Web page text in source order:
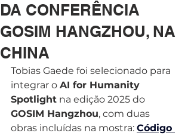
DA CONFERÊNCIA
GOSIM HANGZHOU, NA
CHINA
Tobias Gaede foi selecionado para
integrar o AI for Humanity
Spotlight na edição 2025 do
GOSIM Hangzhou, com duas
obras incluídas na mostra: Código